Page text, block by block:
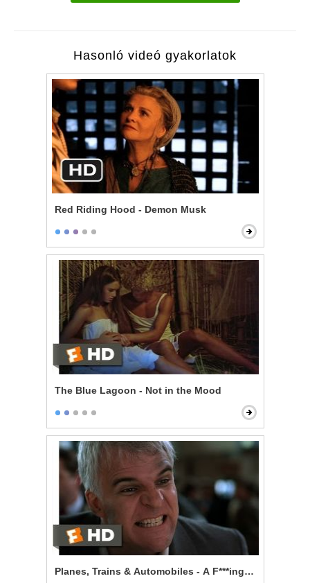
Hasonló videó gyakorlatok
Red Riding Hood - Demon Musk
The Blue Lagoon - Not in the Mood
Planes, Trains & Automobiles - A F***ing Car